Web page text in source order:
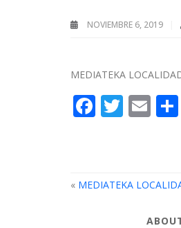
NOVIEMBRE 6, 2019
MEDIATEKA
Facebook
« MEDIATEKA